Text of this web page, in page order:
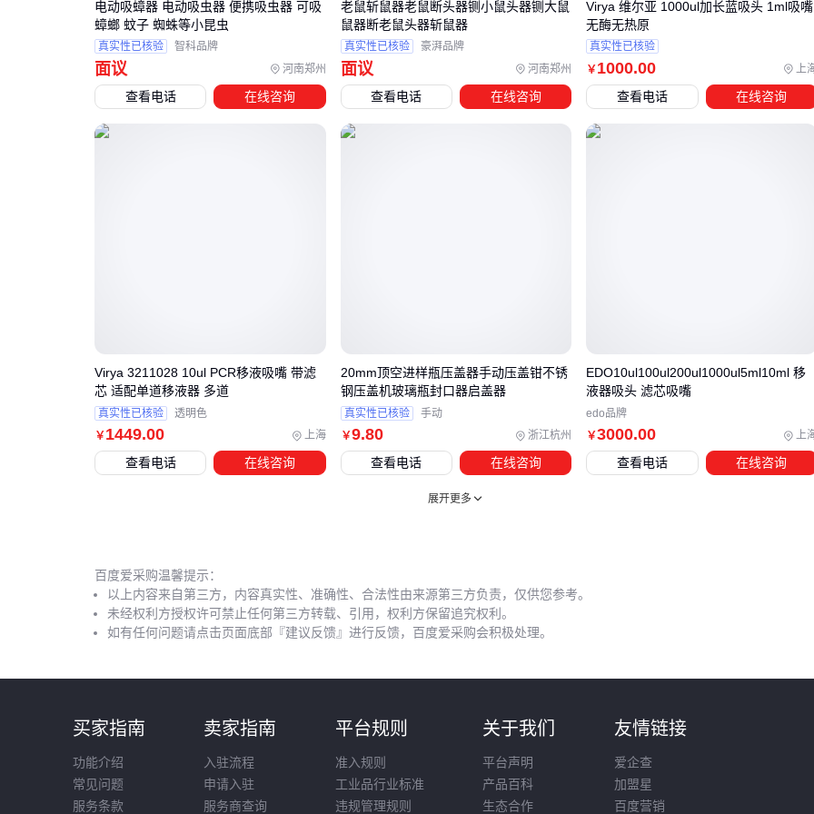
钢笔维修工具
：包含专用镊子和硅脂
备用钢笔笔尖 ：与吸墨器形成完整供墨系统
⚠️ 切勿使用酒精清洁橡胶部件
笔尖的匹配逻辑，再到清洁液等耗材
面议 河南郑州
电动吸蟑器 电动吸虫器 便携吸虫器 可吸
蟑螂 蚊子 蜘蛛等小昆虫
真实性已核验 智科品牌
查看电话 在线咨询
面议 河南郑州
老鼠斩鼠器老鼠断头器铡小鼠头器铡大鼠
鼠器断老鼠头器斩鼠器
真实性已核验 豪湃品牌
查看电话 在线咨询
￥1000.00 上
Virya 维尔亚 1000ul加长蓝吸头 1ml吸嘴
无酶无热原
真实性已核验
查看电话 在线咨询
￥ 1449.00 上海
Virya 3211028 10ul PCR移液吸嘴 带滤
芯 适配单道移液器 多道
真实性已核验 透明色
查看电话 在线咨询
￥9.80 浙江杭州
20mm顶空进样瓶压盖器手动压盖钳不锈
钢压盖机玻璃瓶封口器启盖器
真实性已核验 手动
查看电话 在线咨询
￥3000.00 上
EDO10ul100ul200ul1000ul5ml10ml 移
液器吸头 滤芯吸嘴
edo品牌
查看电话 在线咨询
展开更多
百度爱采购温馨提示：
以上内容来自第三方，内容真实性、准确性、合法性由来源第三方负责，仅供您参考。
未经权利方授权许可禁止任何第三方转载、引用，权利方保留追究权利。
如有任何问题请点击页面底部『建议反馈』进行反馈，百度爱采购会积极处理。
买家指南
功能介绍
常见问题
服务条款
卖家指南
入驻流程
申请入驻
服务商查询
平台规则
准入规则
工业品行业标准
违规管理规则
关于我们
平台声明
产品百科
生态合作
友情链接
爱企查
加盟星
百度营销